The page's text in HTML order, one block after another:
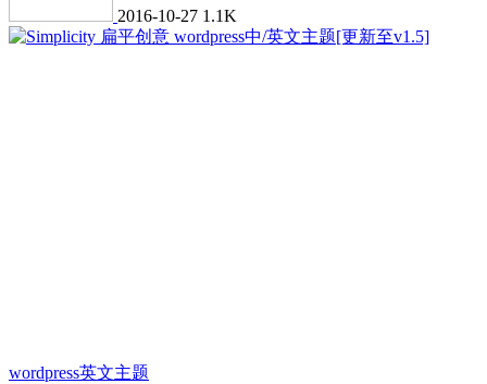
2016-10-27 1.1K
wordpress英文主题